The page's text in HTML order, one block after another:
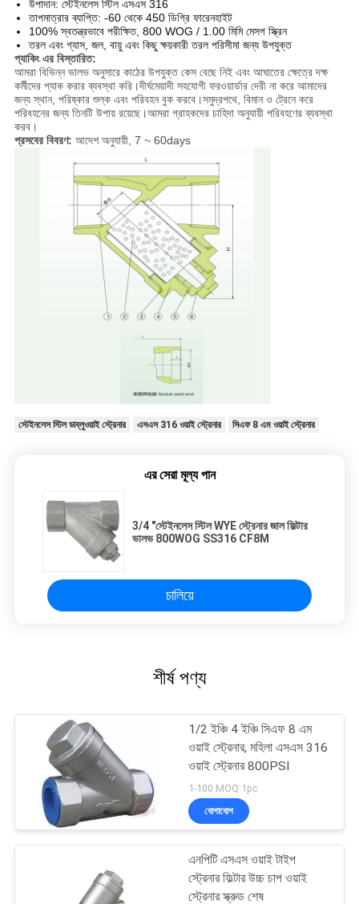
উপাদান: স্টেইনলেস স্টিল এসএস 316
তাপমাত্রার ব্যাপ্তি: -60 থেকে 450 ডিগ্রি ফারেনহাইট
100% স্বতন্ত্রভাবে পরীক্ষিত, 800 WOG / 1.00 মিমি মেসগ স্ক্রিন
তরল এবং গ্যাস, জল, বায়ু এবং কিছু ক্ষয়কারী তরল পরিসীমা জন্য উপযুক্ত
প্যাকিং এর বিস্তারিত:
আমরা বিভিন্ন ভালভ অনুসারে কাঠের উপযুক্ত কেস বেছে নিই এবং আঘাতের ক্ষেত্রে দক্ষ
কর্মীদের প্যাক করার ব্যবস্থা করি।দীর্ঘমেয়াদী সহযোগী ফরওয়ার্ডার দেরী না করে আমাদের
জন্য স্থান, পরিষ্কার শুল্ক এবং পরিবহন বুক করবে।সমুদ্রপথে, বিমান ও ট্রেনে করে
পরিবহনের জন্য তিনটি উপায় রয়েছে।আমরা গ্রাহকদের চাহিদা অনুযায়ী পরিবহণের ব্যবস্থা
করব।
প্রসবের বিবরণ: আদেশ অনুযায়ী, 7 ~ 60days
স্টেইনলেস স্টিল ডাব্লুওয়াই স্ট্রেনার এসএস 316 ওয়াই স্ট্রেনার সিএফ 8 এম ওয়াই স্ট্রেনার
এর সেরা মূল্য পান
3/4 "স্টেইনলেস স্টিল WYE স্ট্রেনার জাল ফিল্টার
ভালভ 800WOG SS316 CF8M
চালিয়ে
শীর্ষ পণ্য
1/2 ইঞ্চি 4 ইঞ্চি সিএফ 8 এম
ওয়াই স্ট্রেনার, মহিলা এসএস 316
ওয়াই স্ট্রেনার 800PSI
1-100 MOQ:1pc
যোগাযোগ
এনপিটি এসএস ওয়াই টাইপ
স্ট্রেনার ফিল্টার উচ্চ চাপ ওয়াই
স্ট্রেনার স্ক্রুড শেষ